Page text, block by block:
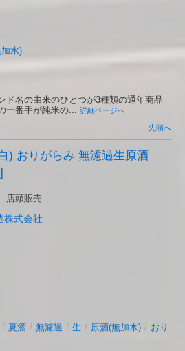
水)
ド名の由来のひとつが3種類の通年商品
一番手が純米の... 詳細ページへ
先頭へ
) おりがらみ 無濾過生原酒
店頭販売
株式会社
/ 夏酒 / 無濾過 / 生 / 原酒(無加水) / おり